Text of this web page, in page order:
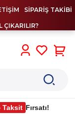
SİPARİŞ TAKİBİ
ÇIKARILIR?
Taksit Fırsatı!